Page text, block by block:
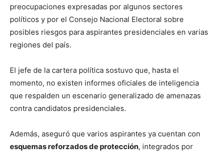
preocupaciones expresadas por algunos sectores
políticos y por el Consejo Nacional Electoral sobre
posibles riesgos para aspirantes presidenciales en varias
regiones del país.
El jefe de la cartera política sostuvo que, hasta el
momento, no existen informes oficiales de inteligencia
que respalden un escenario generalizado de amenazas
contra candidatos presidenciales.
Además, aseguró que varios aspirantes ya cuentan con
esquemas reforzados de protección, integrados por